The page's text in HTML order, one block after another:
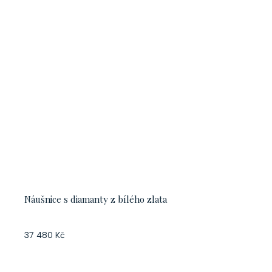
Náušnice s diamanty z bílého zlata
37 480 Kč